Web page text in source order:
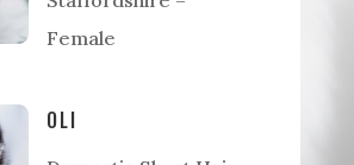
Female
OLI